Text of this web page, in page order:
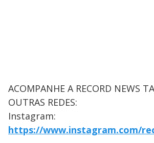
ACOMPANHE A RECORD NEWS
OUTRAS REDES:
Instagram:
https://www.instagram.com/